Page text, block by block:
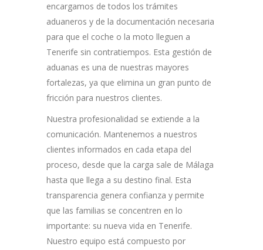
encargamos de todos los trámites
aduaneros y de la documentación necesaria
para que el coche o la moto lleguen a
Tenerife sin contratiempos. Esta gestión de
aduanas es una de nuestras mayores
fortalezas, ya que elimina un gran punto de
fricción para nuestros clientes.
Nuestra profesionalidad se extiende a la
comunicación. Mantenemos a nuestros
clientes informados en cada etapa del
proceso, desde que la carga sale de Málaga
hasta que llega a su destino final. Esta
transparencia genera confianza y permite
que las familias se concentren en lo
importante: su nueva vida en Tenerife.
Nuestro equipo está compuesto por